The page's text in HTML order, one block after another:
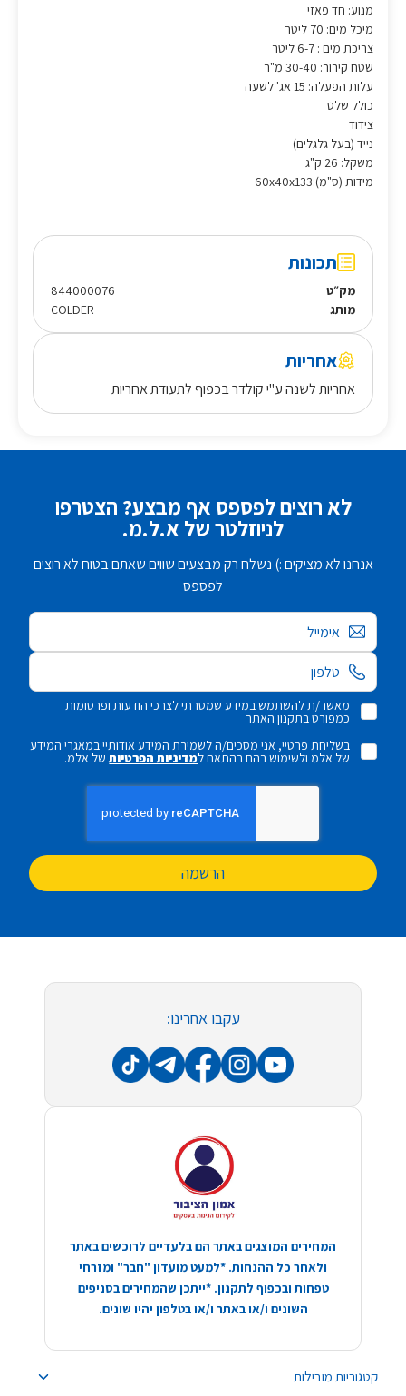
מנוע: חד פאזי
מיכל מים: 70 ליטר
צריכת מים : 6-7 ליטר
שטח קירור: 30-40 מ"ר
עלות הפעלה: 15 אג' לשעה
כולל שלט
צידוד
נייד (בעל גלגלים)
משקל: 26 ק"ג
מידות (ס"מ):60x40x133
תכונות
מק״ט
844000076
מותג
COLDER
אחריות
אחריות לשנה ע"י קולדר בכפוף לתעודת אחריות
לא רוצים לפספס אף מבצע? הצטרפו
לניוזלטר של א.ל.מ.
אנחנו לא מציקים :) נשלח רק מבצעים שווים שאתם בטוח לא רוצים
לפספס
אימייל
מאשר/ת להשתמש במידע שמסרתי לצרכי הודעות ופרסומות
כמפורט בתקנון האתר
בשליחת פרטיי, אני מסכים/ה לשמירת המידע אודותיי במאגרי המידע
של אלמ ולשימוש בהם בהתאם למדיניות הפרטיותשל אלמ.
הרשמה
קטגוריות מובילות
עקבו אחרינו:
המחירים המוצגים באתר הם בלעדיים לרוכשים באתר
ולאחר כל ההנחות. *למעט מועדון "חבר" ומזרחי
טפחות ובכפוף לתקנון. *ייתכן שהמחירים בסניפים
השונים ו/או באתר ו/או בטלפון יהיו שונים.